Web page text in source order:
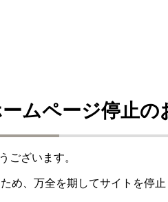
ムページ停止の
ございます。
め、万全を期してサイトを停止